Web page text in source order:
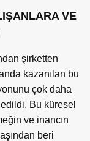
VE
şirketten
kazanılan bu
çok daha
Bu küresel
ve inancın
beri